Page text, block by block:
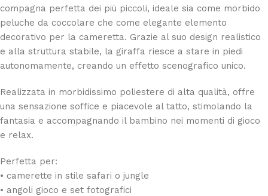
compagna perfetta dei più piccoli, ideale sia come morbido
peluche da coccolare che come elegante elemento
decorativo per la cameretta. Grazie al suo design realistico
e alla struttura stabile, la giraffa riesce a stare in piedi
autonomamente, creando un effetto scenografico unico.
Realizzata in morbidissimo poliestere di alta qualità, offre
una sensazione soffice e piacevole al tatto, stimolando la
fantasia e accompagnando il bambino nei momenti di gioco
e relax.
Perfetta per:
• camerette in stile safari o jungle
• angoli gioco e set fotografici